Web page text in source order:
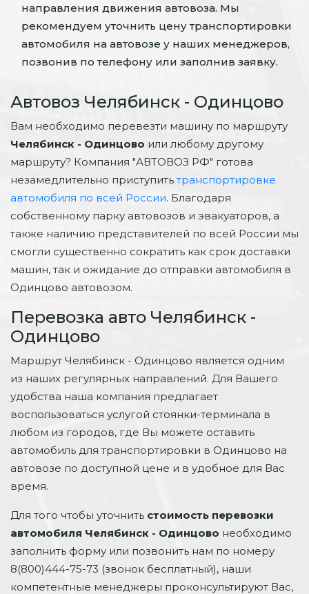
направления движения автовоза. Мы
рекомендуем уточнить цену транспортировки
автомобиля на автовозе у наших менеджеров,
позвонив по телефону или заполнив заявку.
Автовоз Челябинск - Одинцово
Вам необходимо перевезти машину по маршруту
Челябинск - Одинцово или любому другому
маршруту? Компания "АВТОВОЗ РФ" готова
незамедлительно приступитьтранспортировке
автомобиля по всей России. Благодаря
собственному парку автовозов и эвакуаторов, а
также наличию представителей по всей России мы
смогли существенно сократить как срок доставки
машин, так и ожидание до отправки автомобиля в
Одинцово автовозом.
Перевозка авто Челябинск -
Одинцово
Маршрут Челябинск - Одинцово является одним
из наших регулярных направлений. Для Вашего
удобства наша компания предлагает
воспользоваться услугой стоянки-терминала в
любом из городов, где Вы можете оставить
автомобиль для транспортировки в Одинцово на
автовозе по доступной цене и в удобное для Вас
время.
Для того чтобы уточнить стоимость перевозки
автомобиля Челябинск - Одинцово необходимо
заполнить форму или позвонить нам по номеру
8(800)444-75-73 (звонок бесплатный), наши
компетентные менеджеры проконсультируют Вас,